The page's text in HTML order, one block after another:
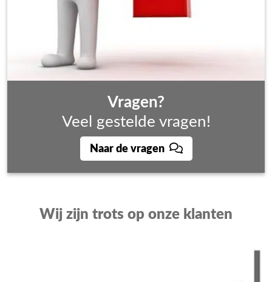
Vragen?
Veel gestelde vragen!
Naar de vragen
Wij zijn trots op onze klanten